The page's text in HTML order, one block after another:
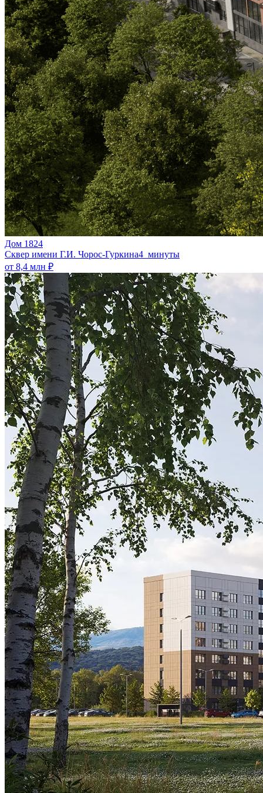
Дом 1824
Сквер имени Г.И. Чорос-Гуркина4 минуты
от 8,4 млн ₽